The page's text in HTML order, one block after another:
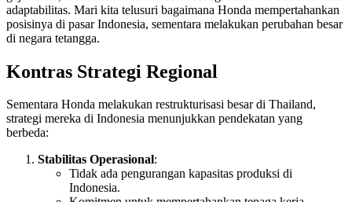
adaptabilitas. Mari kita telusuri bagaimana Honda mempertahankan
posisinya di pasar Indonesia, sementara melakukan perubahan besar
di negara tetangga.
Kontras Strategi Regional
Sementara Honda melakukan restrukturisasi besar di Thailand,
strategi mereka di Indonesia menunjukkan pendekatan yang
berbeda:
Stabilitas Operasional:
Tidak ada pengurangan kapasitas produksi di
Indonesia.